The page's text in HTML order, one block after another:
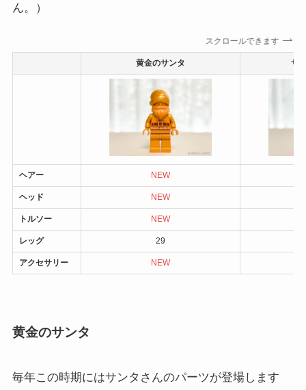
ん。）
スクロールできます
黄金のサンタ サ
ヘアー NEW
ヘッド NEW
トルソー NEW
レッグ 29
アクセサリー NEW
黄金のサンタ
毎年この時期にはサンタさんのパーツが登場します